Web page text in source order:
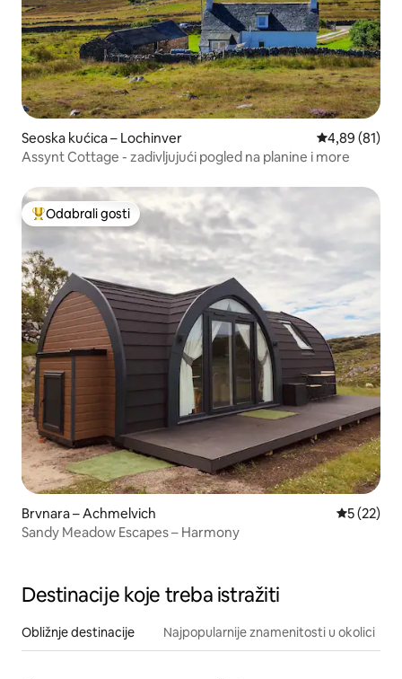
Seoska kućica – Lochinver Prosječna
4,89 (81)
Assynt Cottage - zadivljujući pogled na planine i more
Među najviše rangiranima s oznakom „Odabrali gosti”
Odabrali gosti
Brvnara – Achmelvich Prosječna
5 (22)
Sandy Meadow Escapes – Harmony
Destinacije koje treba istražiti
Obližnje destinacije Najpopularnije znamenitosti u okolici